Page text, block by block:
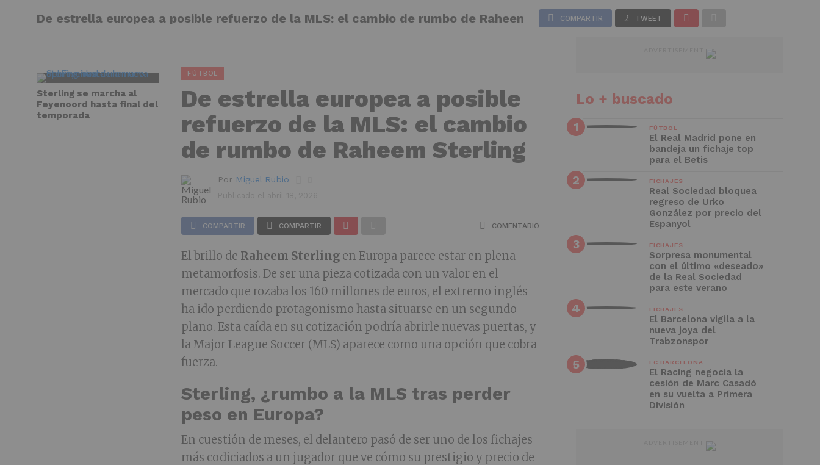
NOTICIAS FÚTBOL MERCADO DE FICHAJES LALIGA FÓRMULA 1
De estrella europea a posible refuerzo de la MLS: el cambio de rumbo de Raheem SterlingCOMPARTIR TWEET
Sterling se marcha al
Feyenoord hasta final del
temporada
FÚTBOL
De estrella europea a posible
refuerzo de la MLS: el cambio
de rumbo de Raheem Sterling
Por Miguel Rubio
COMPARTIR COMPARTIR COMENTARIO
El brillo de Raheem Sterling en Europa parece estar en plena
metamorfosis. De ser una pieza cotizada con un valor en el
mercado que rozaba los 160 millones de euros, el extremo inglés
ha ido perdiendo protagonismo hasta situarse en un segundo
plano. Esta caída en su cotización podría abrirle nuevas puertas, y
la Major League Soccer (MLS) aparece como una opción que cobra
fuerza.
Sterling, ¿rumbo a la MLS tras perder
peso en Europa?
En cuestión de meses, el delantero pasó de ser uno de los fichajes
más codiciados a un jugador que ve cómo su prestigio y precio de
Lo + buscado
FÚTBOL
El Real Madrid pone en
bandeja un fichaje top
para el Betis
FICHAJES
Real Sociedad bloquea
regreso de Urko
González por precio del
Espanyol
FICHAJES
Sorpresa monumental
con el último «deseado»
de la Real Sociedad
para este verano
FICHAJES
El Barcelona vigila a la
nueva joya del
Trabzonspor
FC BARCELONA
El Racing negocia la
cesión de Marc Casadó
en su vuelta a Primera
División